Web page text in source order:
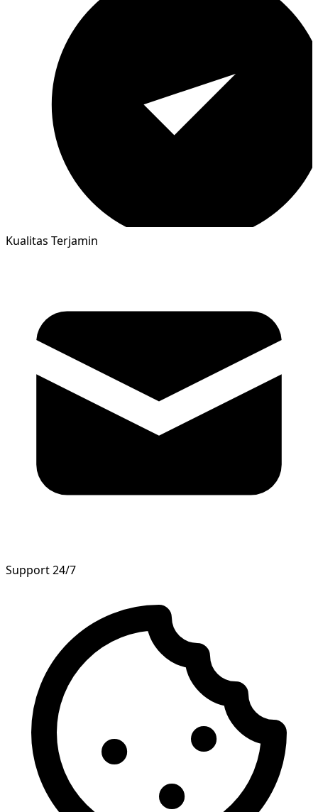
Kualitas Terjamin
Support 24/7